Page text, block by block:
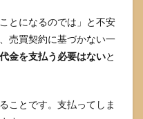
とになるのでは」と不安
売買契約に基づかない一
代金を支払う必要はないと
ことです。支払ってしま